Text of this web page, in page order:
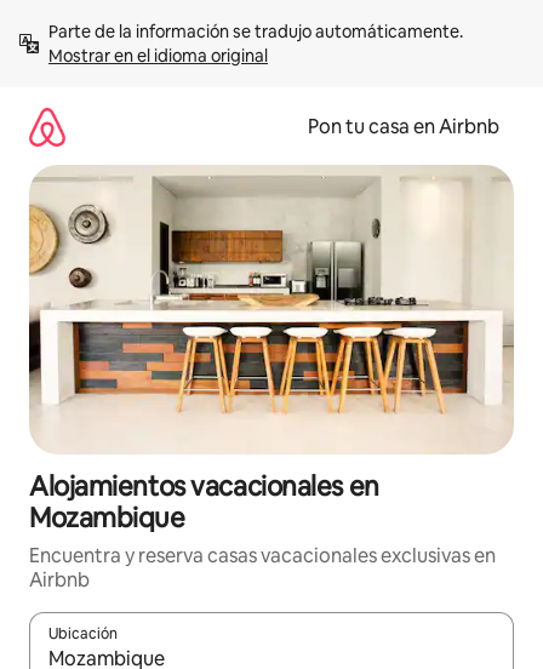
contenidoMostrar en el idioma original
Pon tu casa en Airbnb
Alojamientos vacacionales en
Mozambique
Encuentra y reserva casas vacacionales exclusivas en
Airbnb
Ubicación
Cuando los resultados estén disponibles, navega con las